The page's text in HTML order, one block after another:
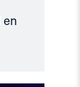
en